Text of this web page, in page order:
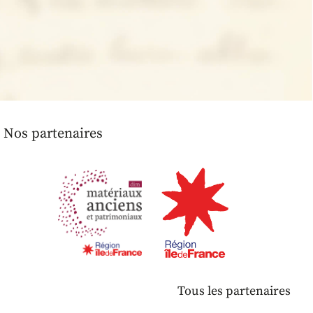
Nos partenaires
Tous les partenaires